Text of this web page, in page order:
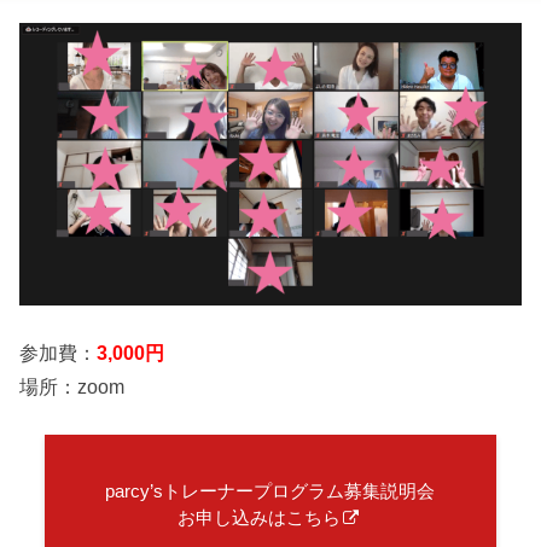
参加費：3,000円
場所：zoom
parcy’sトレーナープログラム募集説明会
お申し込みはこちら